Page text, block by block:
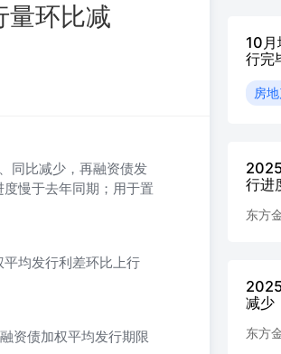
量环比减
同比减少，再融资债发
慢于去年同期；用于置
平均发行利差环比上行
资债加权平均发行期限
10月
行完
房
行进
东方
减少
东方